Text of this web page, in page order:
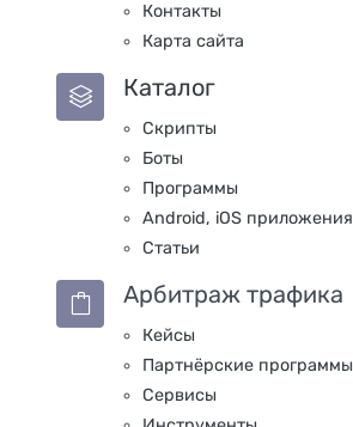
Контакты
Карта сайта
Каталог
Скрипты
Боты
Программы
Android, iOS приложения
Статьи
Арбитраж трафика
Кейсы
Партнёрские программы
Сервисы